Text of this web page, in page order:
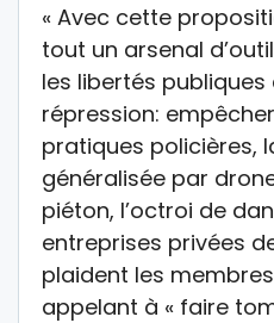
« Avec cette
tout un arsenal
les libertés
répression:
pratiques policières,
généralisée par
piéton, l’octroi de
entreprises privées
plaident les
appelant à « faire